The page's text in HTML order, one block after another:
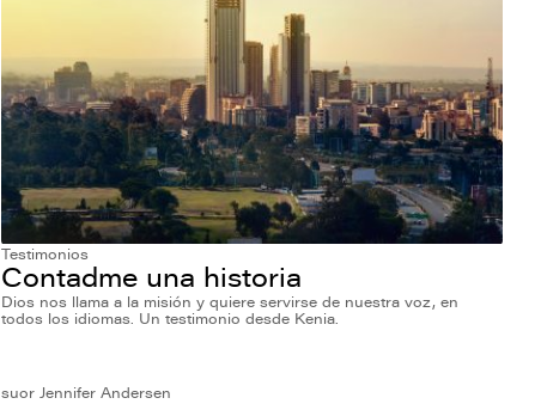
Testimonios
Contadme una historia
Dios nos llama a la misión y quiere servirse de nuestra voz, en
todos los idiomas. Un testimonio desde Kenia.
suor Jennifer Andersen